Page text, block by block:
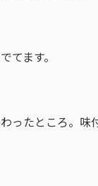
てます。
ったところ。味